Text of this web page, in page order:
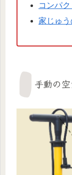
コンパ
家じゅ
手動の